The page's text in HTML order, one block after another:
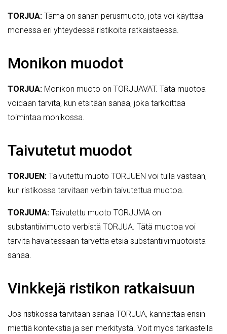
TORJUA: Tämä on sanan perusmuoto, jota voi käyttää
monessa eri yhteydessä ristikoita ratkaistaessa.
Monikon muodot
TORJUA: Monikon muoto on TORJUAVAT. Tätä muotoa
voidaan tarvita, kun etsitään sanaa, joka tarkoittaa
toimintaa monikossa.
Taivutetut muodot
TORJUEN: Taivutettu muoto TORJUEN voi tulla vastaan,
kun ristikossa tarvitaan verbin taivutettua muotoa.
TORJUMA: Taivutettu muoto TORJUMA on
substantiivimuoto verbistä TORJUA. Tätä muotoa voi
tarvita havaitessaan tarvetta etsiä substantiivimuotoista
sanaa.
Vinkkejä ristikon ratkaisuun
Jos ristikossa tarvitaan sanaa TORJUA, kannattaa ensin
miettiä kontekstia ja sen merkitystä. Voit myös tarkastella